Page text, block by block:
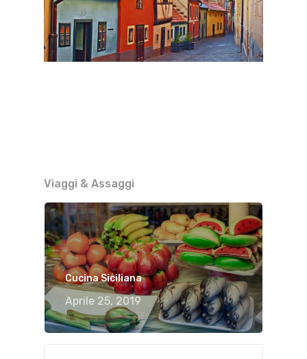
Viaggi & Assaggi
Cucina Siciliana
Aprile 25, 2019